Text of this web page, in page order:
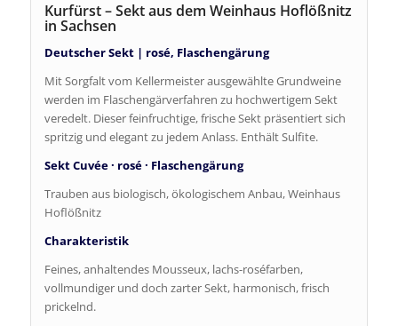
Kurfürst – Sekt aus dem Weinhaus Hoflößnitz
in Sachsen
Deutscher Sekt | rosé, Flaschengärung
Mit Sorgfalt vom Kellermeister ausgewählte Grundweine
werden im Flaschengärverfahren zu hochwertigem Sekt
veredelt. Dieser feinfruchtige, frische Sekt präsentiert sich
spritzig und elegant zu jedem Anlass. Enthält Sulfite.
Sekt Cuvée · rosé · Flaschengärung
Trauben aus biologisch, ökologischem Anbau, Weinhaus
Hoflößnitz
Charakteristik
Feines, anhaltendes Mousseux, lachs-roséfarben,
vollmundiger und doch zarter Sekt, harmonisch, frisch
prickelnd.